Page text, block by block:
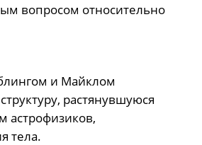
вопросом относительно
и Майклом
растянувшуюся
астрофизиков,
тела.